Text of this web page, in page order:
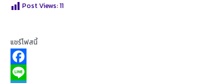
Post Views:11
แชร์โฟสนี้
F